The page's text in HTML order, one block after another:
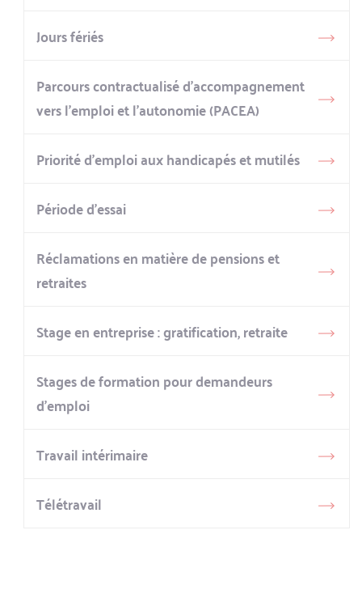
Jours fériés
Parcours contractualisé d’accompagnement
vers l’emploi et l’autonomie (PACEA)
Priorité d’emploi aux handicapés et mutilés
Période d’essai
Réclamations en matière de pensions et
retraites
Stage en entreprise : gratification, retraite
Stages de formation pour demandeurs
d’emploi
Travail intérimaire
Télétravail